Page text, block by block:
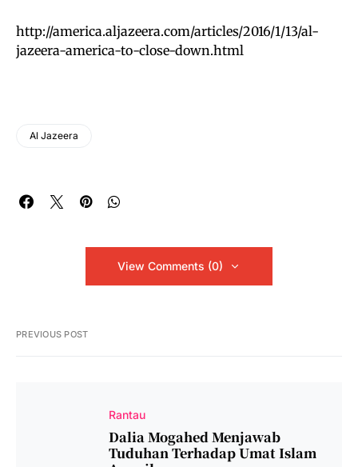
http://america.aljazeera.com/articles/2016/1/13/al-
jazeera-america-to-close-down.html
Al Jazeera
View Comments (0)
PREVIOUS POST
Rantau
Dalia Mogahed Menjawab
Tuduhan Terhadap Umat Islam